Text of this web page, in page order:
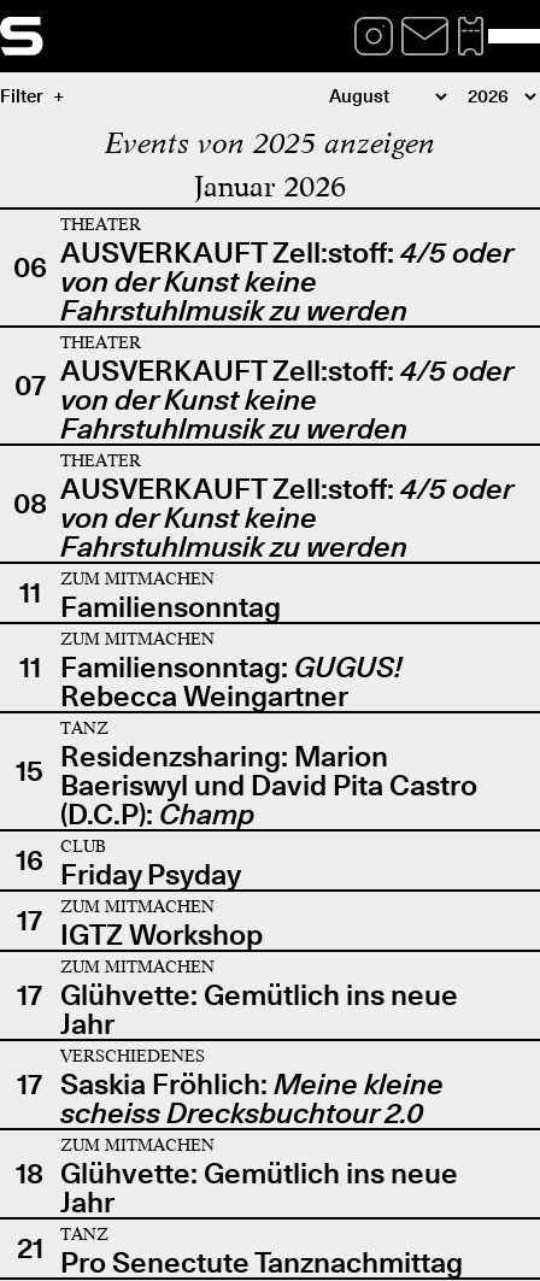
Filter
Events von 2025 anzeigen
Januar 2026
06
THEATER
AUSVERKAUFT Zell:stoff: 4/5 oder
von der Kunst keine
Fahrstuhlmusik zu werden
07
THEATER
AUSVERKAUFT Zell:stoff: 4/5 oder
von der Kunst keine
Fahrstuhlmusik zu werden
08
THEATER
AUSVERKAUFT Zell:stoff: 4/5 oder
von der Kunst keine
Fahrstuhlmusik zu werden
11
ZUM MITMACHEN
Familiensonntag
11
ZUM MITMACHEN
Familiensonntag: GUGUS!
Rebecca Weingartner
15
TANZ
Residenzsharing: Marion
Baeriswyl und David Pita Castro
(D.C.P): Champ
16
CLUB
Friday Psyday
17
ZUM MITMACHEN
IGTZ Workshop
17
ZUM MITMACHEN
Glühvette: Gemütlich ins neue
Jahr
17
VERSCHIEDENES
Saskia Fröhlich: Meine kleine
scheiss Drecksbuchtour 2.0
18
ZUM MITMACHEN
Glühvette: Gemütlich ins neue
Jahr
21
TANZ
Pro Senectute Tanznachmittag